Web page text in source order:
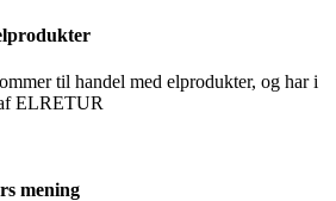
til handel med elprodukter, og har i
ELRETUR
mening